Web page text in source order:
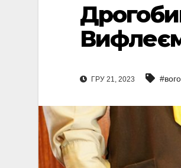
ГРУ 21, 2023